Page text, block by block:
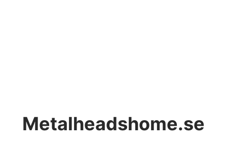
Metalheadshome.se